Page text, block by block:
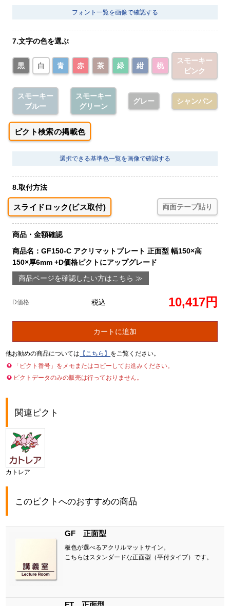
フォント一覧を画像で確認する
7.文字の色を選ぶ
黒 白 青 赤 茶 緑 紺 桃
スモーキー
ピンク
スモーキー
ブルー
スモーキー
グリーン
グレー シャンパン
ピクト検索の掲載色
選択できる基準色一覧を画像で確認する
8.取付方法
スライドロック(ビス取付) 両面テープ貼り
商品・金額確認
商品名：GF150-C アクリマットプレート 正面型 幅150×高
150×厚6mm +D価格ピクトにアップグレード
商品ページを確認したい方はこちら ≫
D価格 税込 10,417円
カートに追加
他お勧めの商品については 【こちら】 をご覧ください。
「ピクト番号」をメモまたはコピーしてお進みください。
ピクトデータのみの販売は行っておりません。
関連ピクト
カトレア
このピクトへのおすすめの商品
GF 正面型
板色が選べるアクリルマットサイン。
こちらはスタンダードな正面型（平付タイプ）です。